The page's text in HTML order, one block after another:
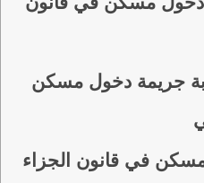
جريمة دخول مسكن
في قانون الجزاء